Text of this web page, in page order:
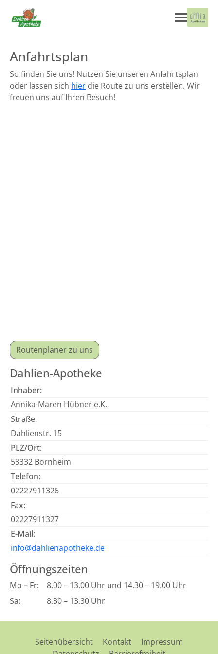
Anfahrtsplan
So finden Sie uns! Nutzen Sie unseren Anfahrtsplan
oder lassen sich hier die Route zu uns erstellen. Wir
freuen uns auf Ihren Besuch!
Routenplaner zu uns
Dahlien-Apotheke
Inhaber:
Annika-Maren Hübner e.K.
Straße:
Dahlienstr. 15
PLZ/Ort:
53332 Bornheim
Telefon:
02227911326
Fax:
02227911327
E-Mail:
info@dahlienapotheke.de
Öffnungszeiten
Mo – Fr:
8.00 – 13.00 Uhr und 14.30 – 19.00 Uhr
Sa:
8.30 – 13.30 Uhr
Seitenübersicht Kontakt
Impressum